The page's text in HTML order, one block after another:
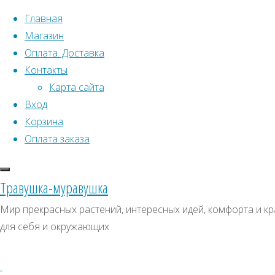
Перейти к содержимому
Главная
Магазин
Оплата. Доставка
Контакты
Карта сайта
Вход
Корзина
Оплата заказа
Травушка-муравушка
Мир прекрасных растений, интересных идей, комфорта и
для себя и окружающих
Что искать:
Поиск
африканская
1д0015
1д0015
Искать:
СКИДКИ, АКЦИИ
Категории магазина